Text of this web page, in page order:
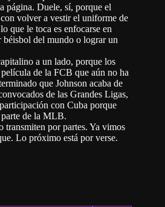
página. Duele, sí, porque el
volver a vestir el uniforme de
que le toca es enfocarse en
béisbol del mundo o lograr un
a un lado, porque los
de la FCB que aún no ha
que Johnson acaba de
de las Grandes Ligas,
con Cuba porque
de la MLB.
por partes. Ya vimos
Lo próximo está por verse.